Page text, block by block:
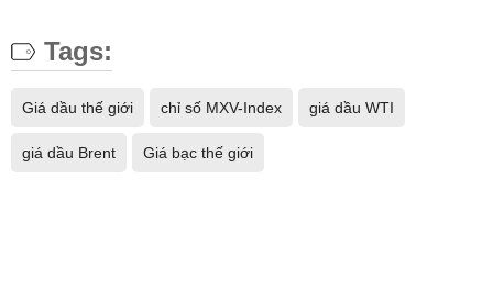
Tags:
Giá dầu thế giới chỉ số MXV-Index giá dầu WTI
giá dầu Brent Giá bạc thế giới